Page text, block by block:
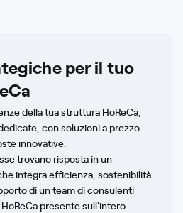
per il tuo
della tua struttura HoReCa,
con soluzioni a prezzo
innovative.
trovano risposta in un
integra efficienza, sostenibilità
di un team di consulenti
presente sull'intero